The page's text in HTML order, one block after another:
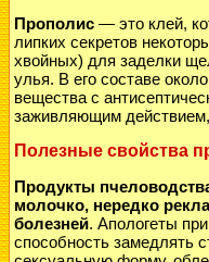
Прополис — это клей,
липких секретов
хвойных) для заделки
улья. В его составе
вещества с
заживляющим действием,
Полезные свойства
Продукты
молочко, нередко
болезней. Апологеты
способность замедлять